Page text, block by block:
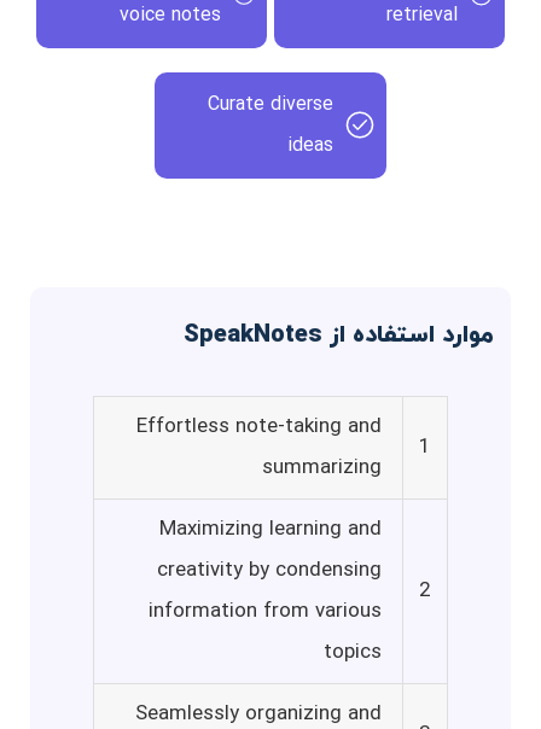
retrieval
voice notes
Curate diverse
ideas
موارد استفاده از SpeakNotes
1
Effortless note-taking and
summarizing
2
Maximizing learning and
creativity by condensing
information from various
topics
Seamlessly organizing and